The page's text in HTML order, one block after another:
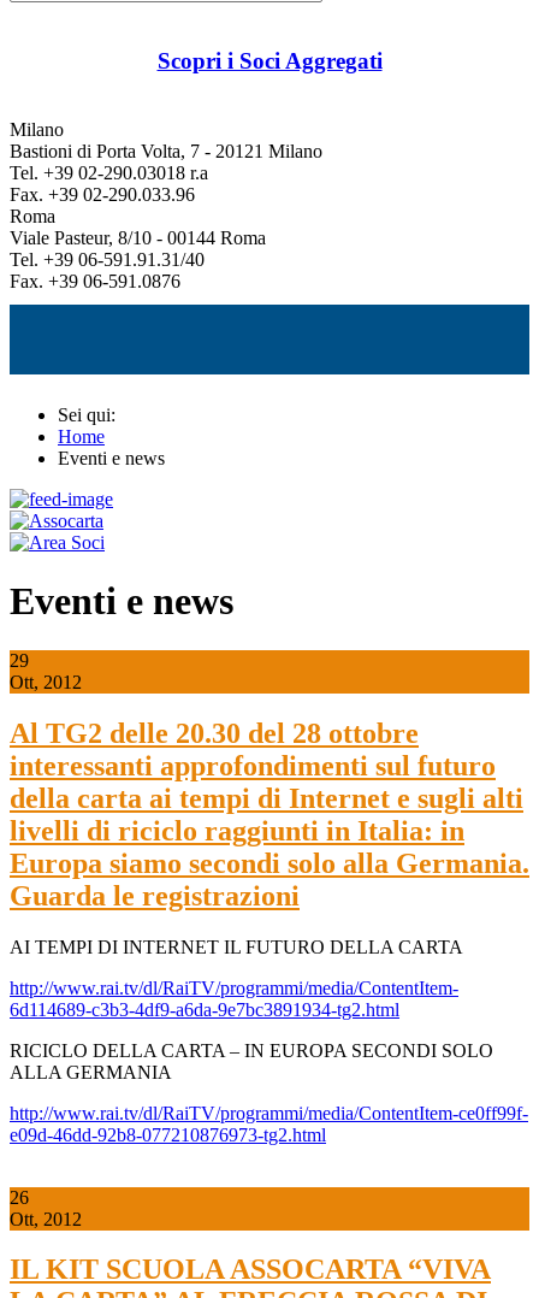
Scopri i Soci Aggregati
Milano
Bastioni di Porta Volta, 7 - 20121 Milano
Tel. +39 02-290.03018 r.a
Fax. +39 02-290.033.96
Roma
Viale Pasteur, 8/10 - 00144 Roma
Tel. +39 06-591.91.31/40
Fax. +39 06-591.0876
Sei qui:
Home
Eventi e news
Eventi e news
29
Ott, 2012
Al TG2 delle 20.30 del 28 ottobre
interessanti approfondimenti sul futuro
della carta ai tempi di Internet e sugli alti
livelli di riciclo raggiunti in Italia: in
Europa siamo secondi solo alla Germania.
Guarda le registrazioni
AI TEMPI DI INTERNET IL FUTURO DELLA CARTA
http://www.rai.tv/dl/RaiTV/programmi/media/ContentItem-
6d114689-c3b3-4df9-a6da-9e7bc3891934-tg2.html
RICICLO DELLA CARTA – IN EUROPA SECONDI SOLO
ALLA GERMANIA
http://www.rai.tv/dl/RaiTV/programmi/media/ContentItem-ce0ff99f-
e09d-46dd-92b8-077210876973-tg2.html
26
Ott, 2012
IL KIT SCUOLA ASSOCARTA “VIVA